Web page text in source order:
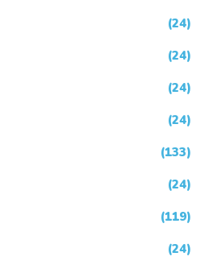
(24)
(24)
(24)
(24)
(133)
(24)
(119)
(24)